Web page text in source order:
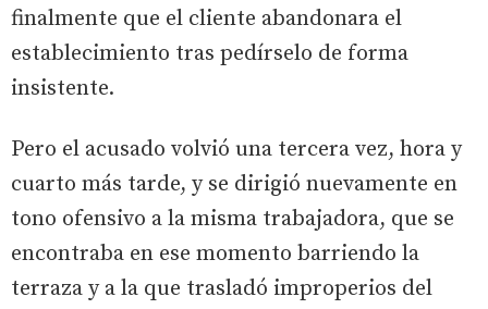
finalmente que el cliente abandonara el
establecimiento tras pedírselo de forma
insistente.
Pero el acusado volvió una tercera vez, hora y
cuarto más tarde, y se dirigió nuevamente en
tono ofensivo a la misma trabajadora, que se
encontraba en ese momento barriendo la
terraza y a la que trasladó improperios del